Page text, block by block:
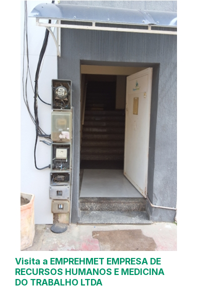
Visita a EMPREHMET EMPRESA DE
RECURSOS HUMANOS E MEDICINA
DO TRABALHO LTDA